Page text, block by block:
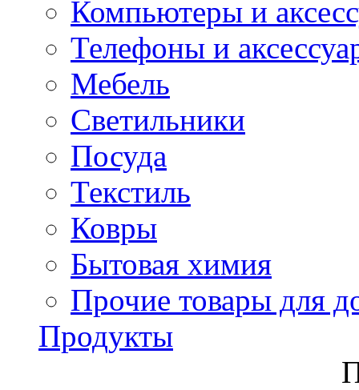
Компьютеры и
Телефоны и
Мебель
Светильники
Посуда
Текстиль
Ковры
Бытовая химия
Прочие товары для
Продукты